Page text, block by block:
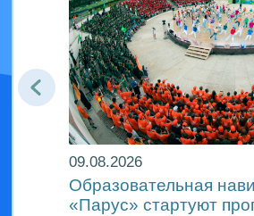
09.08.2026
Образовательная
«Парус» стартуют